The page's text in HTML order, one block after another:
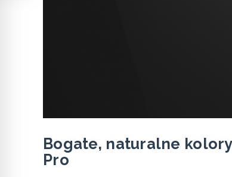
Bogate, naturalne
Pro